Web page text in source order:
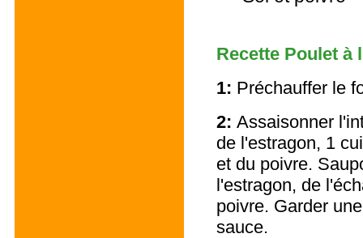
Recette Poulet
1: Préchauffer le
2: Assaisonner
de l'estragon, 1
et du poivre.
l'estragon, de
poivre. Garder
sauce.